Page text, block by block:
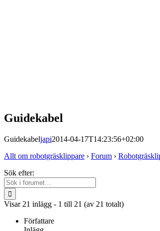
Guidekabel
Guidekabeljapi2014-04-17T14:23:56+02:00
Allt om robotgräsklippare › Forum ›
Sök efter:
Visar 21 inlägg - 1 till 21 (av 21 totalt)
Författare